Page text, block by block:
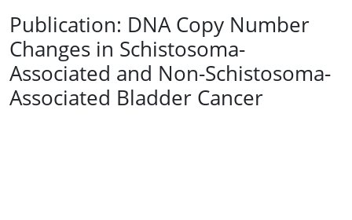
Publication: DNA Copy Number
Changes in Schistosoma-
Associated and Non-Schistosoma-
Associated Bladder Cancer